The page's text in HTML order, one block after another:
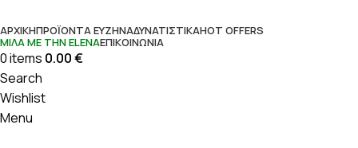
ΑΡΧΙΚΉΠΡΟΪΌΝΤΑ ΕΥΖΗΝΑΔΥΝΑΤΙΣΤΙΚΆHOT OFFERS
ΜΊΛΑ ΜΕ ΤΗΝ ΕLENΑΕΠΙΚΟΙΝΩΝΊΑ
0items 0.00€
Search
Wishlist
Menu